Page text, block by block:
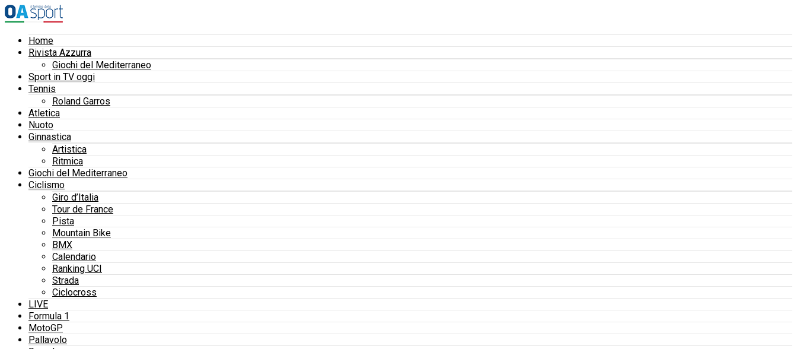
Home
Rivista Azzurra
Giochi del Mediterraneo
Sport in TV oggi
Tennis
Roland Garros
Atletica
Nuoto
Ginnastica
Artistica
Ritmica
Giochi del Mediterraneo
Ciclismo
Giro d’Italia
Tour de France
Pista
Mountain Bike
BMX
Calendario
Ranking UCI
Strada
Ciclocross
LIVE
Formula 1
MotoGP
Pallavolo